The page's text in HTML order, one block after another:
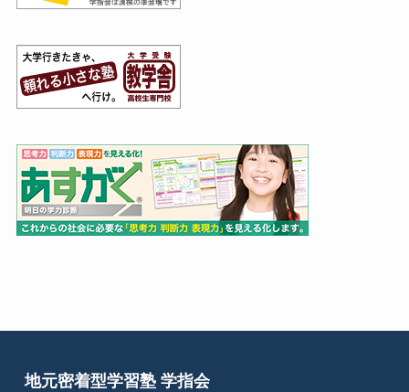
地元密着型学習塾 学指会